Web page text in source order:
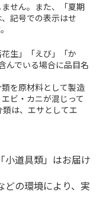
せん。また、「夏期
記号での表示はせ
生」「えび」「か
んでいる場合に品目名
を原材料として製造
ビ・カニが混じって
は、エサとしてエ
小道具類」はお届け
どの環境により、実